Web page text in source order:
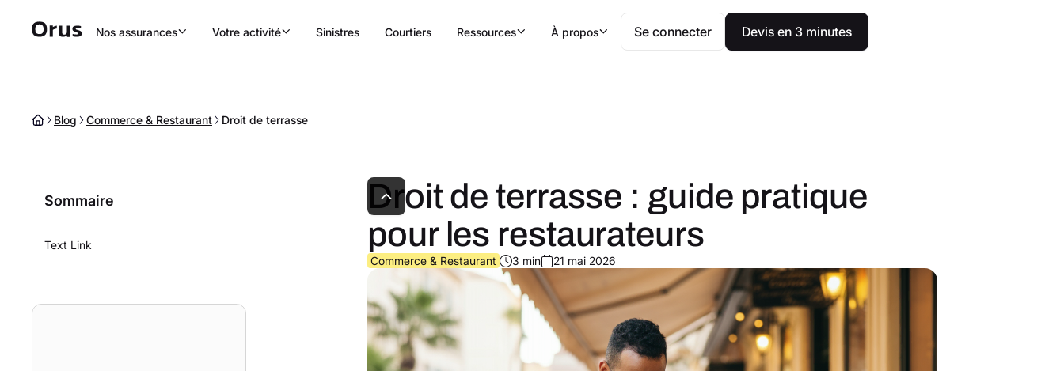
Nos assurances Votre activité Sinistres Courtiers Ressources À propos Se connecter Devis en 3 minutes
Blog Commerce & Restaurant Droit de terrasse
Sommaire
Text Link
Droit de terrasse : guide pratique
pour les restaurateurs
Commerce & Restaurant 3 min 21 mai 2026